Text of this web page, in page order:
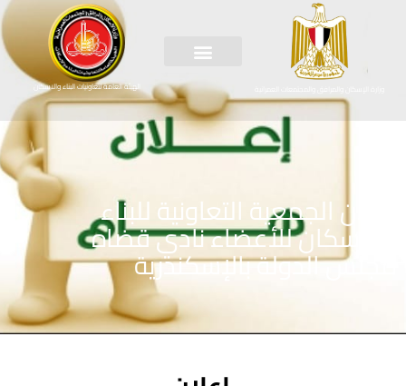
الهيئة العامة لتعاونيات البناء والاسكان
اعلان الجمعية التعاونية للبناء
والإسكان للأعضاء نادي قضاه
مجلس الدولة بالإسكندرية